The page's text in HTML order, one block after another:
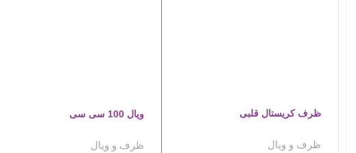
ظرف کریستال قلبی
ظرف و ویال
ویال 100 سی سی
ظرف و ویال